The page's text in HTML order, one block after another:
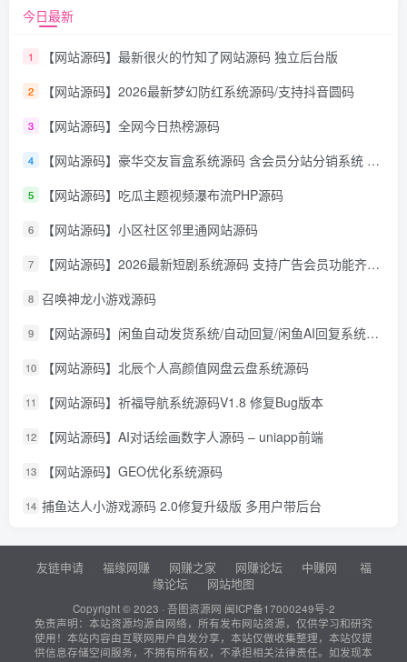
今日最新
1 【网站源码】最新很火的竹知了网站源码 独立后台版
2 【网站源码】2026最新梦幻防红系统源码/支持抖音圆码
3 【网站源码】全网今日热榜源码
4 【网站源码】豪华交友盲盒系统源码 含会员分站分销系统 可易支付
5 【网站源码】吃瓜主题视频瀑布流PHP源码
6 【网站源码】小区社区邻里通网站源码
7 【网站源码】2026最新短剧系统源码 支持广告会员功能齐全短剧源码
8 召唤神龙小游戏源码
9 【网站源码】闲鱼自动发货系统/自动回复/闲鱼AI回复系统源码
10 【网站源码】北辰个人高颜值网盘云盘系统源码
11 【网站源码】祈福导航系统源码V1.8 修复Bug版本
12 【网站源码】AI对话绘画数字人源码 – uniapp前端
13 【网站源码】GEO优化系统源码
14 捕鱼达人小游戏源码 2.0修复升级版 多用户带后台
友链申请 福缘网赚 网赚之家 网赚论坛 中赚网
福
缘论坛
网站地图
Copyright © 2023 · 吾图资源网 闽ICP备17000249号-2
免责声明：本站资源均源自网络，所有发布网站资源，仅供学习和研究
使用！本站内容由互联网用户自发分享，本站仅做收集整理，本站仅提
供信息存储空间服务，不拥有所有权，不承担相关法律责任。如发现本